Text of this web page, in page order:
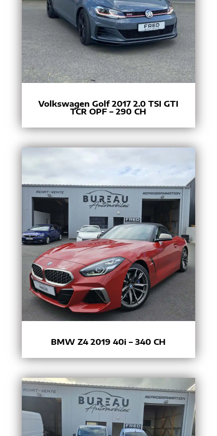
Volkswagen Golf 2017 2.0 TSI GTI
TCR OPF – 290 CH
BMW Z4 2019 40i – 340 CH